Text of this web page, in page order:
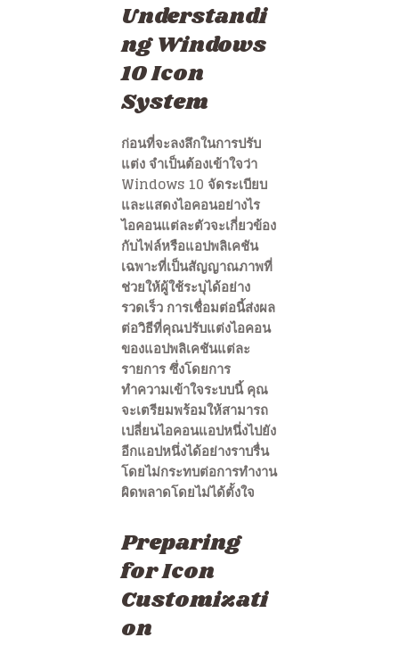
Understandi
ng Windows
10 Icon
System
ก่อนที่จะลงลึกในการปรับ
แต่ง จำเป็นต้องเข้าใจว่า
Windows 10 จัดระเบียบ
และแสดงไอคอนอย่างไร
ไอคอนแต่ละตัวจะเกี่ยวข้อง
กับไฟล์หรือแอปพลิเคชัน
เฉพาะที่เป็นสัญญาณภาพที่
ช่วยให้ผู้ใช้ระบุได้อย่าง
รวดเร็ว การเชื่อมต่อนี้ส่งผล
ต่อวิธีที่คุณปรับแต่งไอคอน
ของแอปพลิเคชันแต่ละ
รายการ ซึ่งโดยการ
ทำความเข้าใจระบบนี้ คุณ
จะเตรียมพร้อมให้สามารถ
เปลี่ยนไอคอนแอปหนึ่งไปยัง
อีกแอปหนึ่งได้อย่างราบรื่น
โดยไม่กระทบต่อการทำงาน
ผิดพลาดโดยไม่ได้ตั้งใจ
Preparing
for Icon
Customizati
on